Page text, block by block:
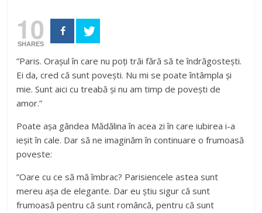
10
SHARES
”Paris. Orașul în care nu poți trăi fără să te îndrăgostești.
Ei da, cred că sunt povești. Nu mi se poate întâmpla și
mie. Sunt aici cu treabă și nu am timp de povești de
amor.”
Poate așa gândea Mădălina în acea zi în care iubirea i-a
ieșit în cale. Dar să ne imaginăm în continuare o frumoasă
poveste:
”Oare cu ce să mă îmbrac? Parisiencele astea sunt
mereu așa de elegante. Dar eu știu sigur că sunt
frumoasă pentru că sunt româncă, pentru că sunt